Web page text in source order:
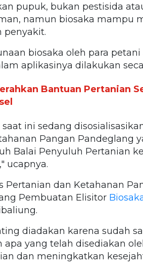
pupuk, bukan pestisida
namun biosaka mampu
penyakit.
biosaka oleh para petani
aplikasinya dilakukan
Bantuan Pertanian
ini sedang
Pangan Pandeglang
Balai Penyuluh Pertanian
ucapnya.
Pertanian dan Ketahanan
Pembuatan Elisitor
diadakan karena sudah
apa yang telah disediakan
dan meningkatkan